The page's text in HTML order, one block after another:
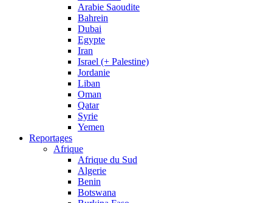
Arabie Saoudite
Bahrein
Dubai
Egypte
Iran
Israel (+ Palestine)
Jordanie
Liban
Oman
Qatar
Syrie
Yemen
Reportages
Afrique
Afrique du Sud
Algerie
Benin
Botswana